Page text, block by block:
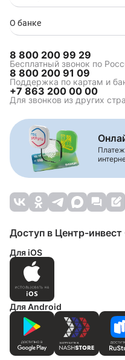
О банке
8 800 200 99 29
Бесплатный звонок по
8 800 200 91 09
Поддержка по картам и
+7 863 200 00 00
Для звонков из других
Доступ в Центр-
Для iOS
Для Android